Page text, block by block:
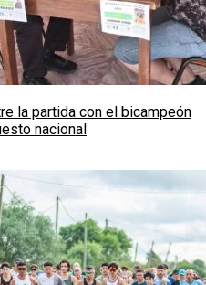
la partida con el bicampeón
nacional